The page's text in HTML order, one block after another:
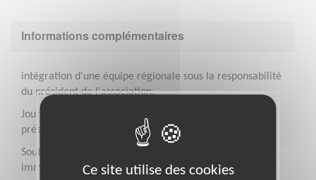
Informations complémentaires
intégration d'une équipe régionale sous la responsabilité
du président de l'association.
Journée d'intégration après la prise de fonctions pour
présenter les missions et l'organisation de l'association.
Soutien d'une équipe nationale spécialisée en matière
immobilière.
Ce site utilise des cookies